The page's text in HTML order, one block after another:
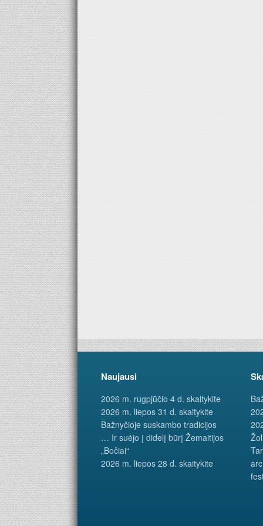
Naujausi
2026 m. rugpjūčio 4 d. skaitykite
2026 m. liepos 31 d. skaitykite
Bažnyčioje suskambo tradicijos
… Ir suėjo į didelį būrį Žemaitijos
„Bočiai“
2026 m. liepos 28 d. skaitykite